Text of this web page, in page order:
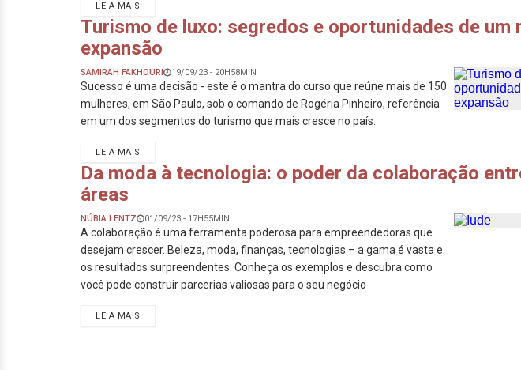
LEIA MAIS
Turismo de luxo: segredos e oportunidades de um
expansão
SAMIRAH FAKHOURI 19/09/23 - 20H58MIN
Sucesso é uma decisão - este é o mantra do curso que reúne mais de 150
mulheres, em São Paulo, sob o comando de Rogéria Pinheiro, referência
em um dos segmentos do turismo que mais cresce no país.
LEIA MAIS
Da moda à tecnologia: o poder da colaboração
áreas
NÚBIA LENTZ 01/09/23 - 17H55MIN
A colaboração é uma ferramenta poderosa para empreendedoras que
desejam crescer. Beleza, moda, finanças, tecnologias – a gama é vasta e
os resultados surpreendentes. Conheça os exemplos e descubra como
você pode construir parcerias valiosas para o seu negócio
LEIA MAIS